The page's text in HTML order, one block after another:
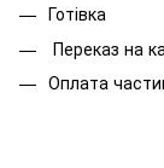
Готівка
Переказ на
Оплата